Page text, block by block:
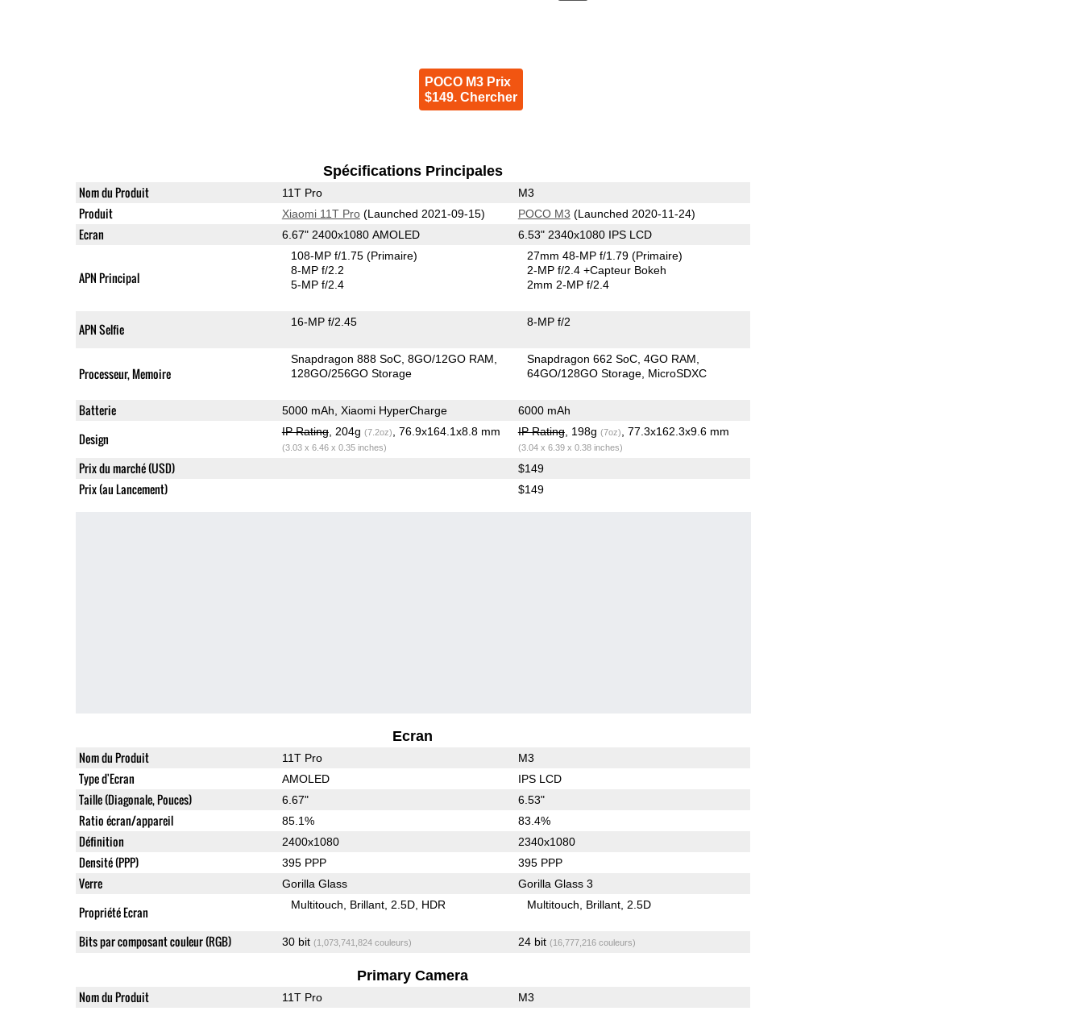
POCO M3 Prix
$149. Chercher
Spécifications Principales
Nom du Produit 11T Pro M3
Produit Xiaomi 11T Pro(Launched 2021-09-15) POCO M3 (Launched 2020-11-24)
Ecran 6.67" 2400x1080 AMOLED 6.53" 2340x1080 IPS LCD
APN Principal
108-MP f/1.75(Primaire)
8-MP f/2.2
5-MP f/2.4
27mm 48-MP f/1.79(Primaire)
2-MP f/2.4+Capteur Bokeh
2mm 2-MP f/2.4
APN Selfie 16-MP f/2.45 8-MP f/2
Processeur, Memoire
Snapdragon 888 SoC 8GO/12GO RAM
128GO/256GO Storage
Snapdragon 662 SoC 4GO RAM
64GO/128GO Storage MicroSDXC
Batterie 5000 mAh, Xiaomi HyperCharge 6000 mAh
Design IP Rating, 204g (7.2oz) , 76.9x164.1x8.8 mm
(3.03 x 6.46 x 0.35 inches)
IP Rating, 198g (7oz) , 77.3x162.3x9.6 mm
(3.04 x 6.39 x 0.38 inches)
Prix du marché (USD) $149
Prix (au Lancement) $149
Ecran
Nom du Produit 11T Pro M3
Type d'Ecran AMOLED IPS LCD
Taille (Diagonale, Pouces) 6.67" 6.53"
Ratio écran/appareil 85.1% 83.4%
Définition 2400x1080 2340x1080
Densité (PPP) 395 PPP 395 PPP
Verre Gorilla Glass Gorilla Glass 3
Propriété Ecran Multitouch Brillant 2.5D HDR Multitouch Brillant 2.5D
Bits par composant couleur (RGB) 30 bit (1,073,741,824 couleurs) 24 bit (16,777,216 couleurs)
Primary Camera
Nom du Produit 11T Pro M3